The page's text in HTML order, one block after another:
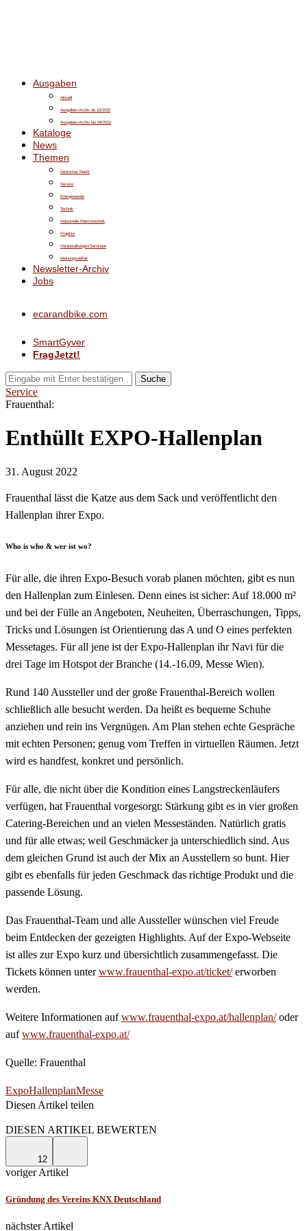
Ausgaben
Aktuell
Ausgaben-Archiv ab 10/2022
Ausgaben-Archiv bis 09/2022
Kataloge
News
Themen
Deutscher Markt
Service
Energiewende
Technik
Industrielle Elektrotechnik
Projekte
Veranstaltungen/Seminare
Meinungsvielfalt
Newsletter-Archiv
Jobs
ecarandbike.com
SmartGyver
FragJetzt!
Suche
Service
Frauenthal:
Enthüllt EXPO-Hallenplan
31. August 2022
Frauenthal lässt die Katze aus dem Sack und veröffentlicht den
Hallenplan ihrer Expo.
Who is who & wer ist wo?
Für alle, die ihren Expo-Besuch vorab planen möchten, gibt es nun
den Hallenplan zum Einlesen. Denn eines ist sicher: Auf 18.000 m²
und bei der Fülle an Angeboten, Neuheiten, Überraschungen, Tipps,
Tricks und Lösungen ist Orientierung das A und O eines perfekten
Messetages. Für all jene ist der Expo-Hallenplan ihr Navi für die
drei Tage im Hotspot der Branche (14.-16.09, Messe Wien).
Rund 140 Aussteller und der große Frauenthal-Bereich wollen
schließlich alle besucht werden. Da heißt es bequeme Schuhe
anziehen und rein ins Vergnügen. Am Plan stehen echte Gespräche
mit echten Personen; genug vom Treffen in virtuellen Räumen. Jetzt
wird es handfest, konkret und persönlich.
Für alle, die nicht über die Kondition eines Langstreckenläufers
verfügen, hat Frauenthal vorgesorgt: Stärkung gibt es in vier großen
Catering-Bereichen und an vielen Messeständen. Natürlich gratis
und für alle etwas; weil Geschmäcker ja unterschiedlich sind. Aus
dem gleichen Grund ist auch der Mix an Ausstellern so bunt. Hier
gibt es ebenfalls für jeden Geschmack das richtige Produkt und die
passende Lösung.
Das Frauenthal-Team und alle Aussteller wünschen viel Freude
beim Entdecken der gezeigten Highlights. Auf der Expo-Webseite
ist alles zur Expo kurz und übersichtlich zusammengefasst. Die
Tickets können unterwww.frauenthal-expo.at/ticket/erworben
werden.
Weitere Informationen aufwww.frauenthal-expo.at/hallenplan/oder
aufwww.frauenthal-expo.at/
Quelle: Frauenthal
ExpoHallenplanMesse
Diesen Artikel teilen
DIESEN ARTIKEL BEWERTEN
12
voriger Artikel
Gründung des Vereins KNX Deutschland
nächster Artikel